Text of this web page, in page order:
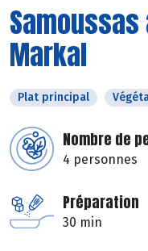
Markal
Plat principal
Nombre de
4 personnes
Préparation
30 min